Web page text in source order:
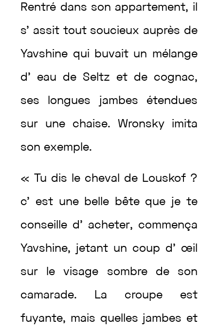
Rentré dans son appartement, il
s’ assit tout soucieux auprès de
Yavshine qui buvait un mélange
d’ eau de Seltz et de cognac,
ses longues jambes étendues
sur une chaise. Wronsky imita
son exemple.
« Tu dis le cheval de Louskof ?
c’ est une belle bête que je te
conseille d’ acheter, commença
Yavshine, jetant un coup d’ œil
sur levisage sombre de son
camarade. La croupe est
fuyante, mais quelles jambes et